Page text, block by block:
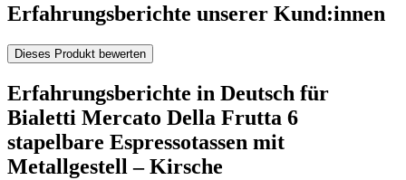
Erfahrungsberichte unserer Kund:innen
Dieses Produkt bewerten
Erfahrungsberichte in Deutsch für
Bialetti Mercato Della Frutta 6
stapelbare Espressotassen mit
Metallgestell – Kirsche